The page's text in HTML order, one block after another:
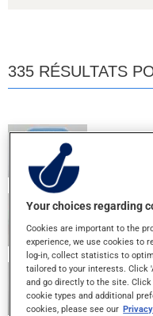
335 RÉSULTATS
80MG -
81MG -
Your choices regarding
Cookies are important to the
experience, we use cookies to
log-in, collect statistics to
tailored to your interests. Click
and go directly to the site.
cookie types and additional
cookies, please see our